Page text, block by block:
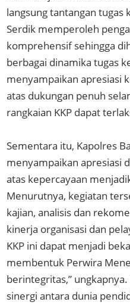
langsung tantangan tugas
Serdik memperoleh
komprehensif sehingga
berbagai dinamika tugas
menyampaikan apresiasi
atas dukungan penuh
rangkaian KKP dapat
Sementara itu, Kapolres
menyampaikan apresiasi
atas kepercayaan
Menurutnya, kegiatan
kajian, analisis dan
kinerja organisasi dan
KKP ini dapat menjadi
membentuk Perwira
berintegritas,”
sinergi antara dunia